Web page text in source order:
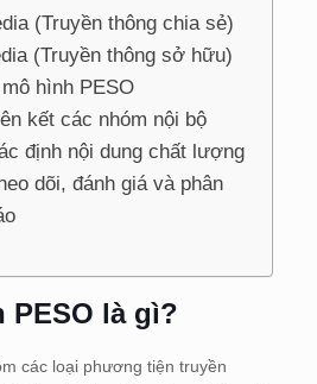
(Truyền thông chia sẻ)
(Truyền thông sở hữu)
hình PESO
kết các nhóm nội bộ
định nội dung chất lượng
dõi, đánh giá và phân
PESO là gì?
các loại phương tiện truyền